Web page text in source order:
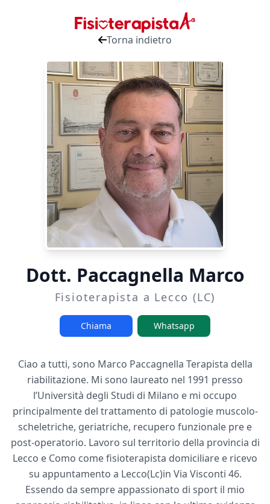
Torna indietro
Dott. Paccagnella Marco
Fisioterapista a Lecco (LC)
Chiama Whatsapp
Ciao a tutti, sono Marco Paccagnella Terapista della
riabilitazione. Mi sono laureato nel 1991 presso
l’Università degli Studi di Milano e mi occupo
principalmente del trattamento di patologie muscolo-
scheletriche, geriatriche, recupero funzionale pre e
post-operatorio. Lavoro sul territorio della provincia di
Lecco e Como come fisioterapista domiciliare e ricevo
su appuntamento a Lecco(Lc)in Via Visconti 46.
Essendo da sempre appassionato di sport il mio